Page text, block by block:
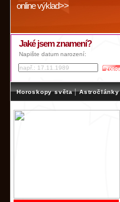
online výklad>>
Jaké jsem znamení?
Napište datum narození:
Horoskopy světa | Astročlánky